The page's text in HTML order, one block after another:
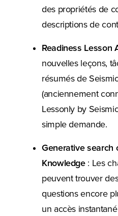
des propriétés de
descriptions de
Readiness Lesson
nouvelles leçons,
résumés de
(anciennement
Lessonly by
simple demande.
Generative search
Knowledge : Les
peuvent trouver
questions encore
un accès